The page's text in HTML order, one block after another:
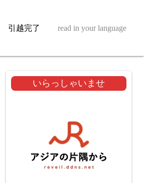
引越完了 read in your language
いらっしゃいませ